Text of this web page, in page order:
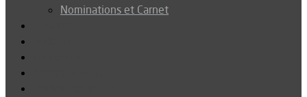
Nominations et Carnet